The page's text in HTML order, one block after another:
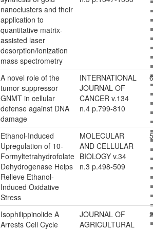
nanoclusters and their
application to
quantitative matrix-
assisted laser
desorption/ionization
mass spectrometry
A novel role of the
tumor suppressor
GNMT in cellular
defense against DNA
damage
INTERNATIONAL
JOURNAL OF
CANCER v.134
n.4 p.799-810
Ethanol-Induced
Upregulation of 10-
Formyltetrahydrofolate
Dehydrogenase Helps
Relieve Ethanol-
Induced Oxidative
Stress
MOLECULAR
AND CELLULAR
BIOLOGY v.34
n.3 p.498-509
Isophilippinolide A
Arrests Cell Cycle
JOURNAL OF
AGRICULTURAL